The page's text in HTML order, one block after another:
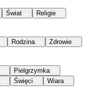
Świat
Religie
Rodzina
Zdrowie
Pielgrzymka
Święci Wiara